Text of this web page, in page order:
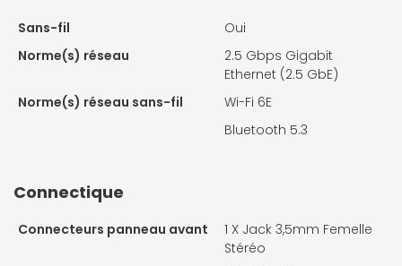
Sans-fil
Oui
Norme(s) réseau
2.5 Gbps Gigabit
Ethernet (2.5 GbE)
Norme(s) réseau sans-fil
Wi-Fi 6E
Bluetooth 5.3
Connectique
Connecteurs panneau avant 1 X Jack 3,5mm Femelle
Stéréo